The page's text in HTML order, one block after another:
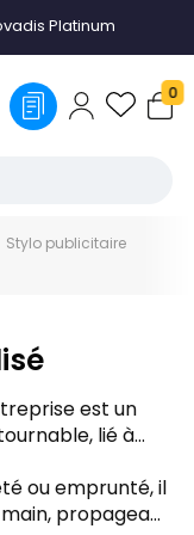
Platinum
0
Stylo publicitaire
est un
lié à
durable à
image.
ou emprunté, il
propageant